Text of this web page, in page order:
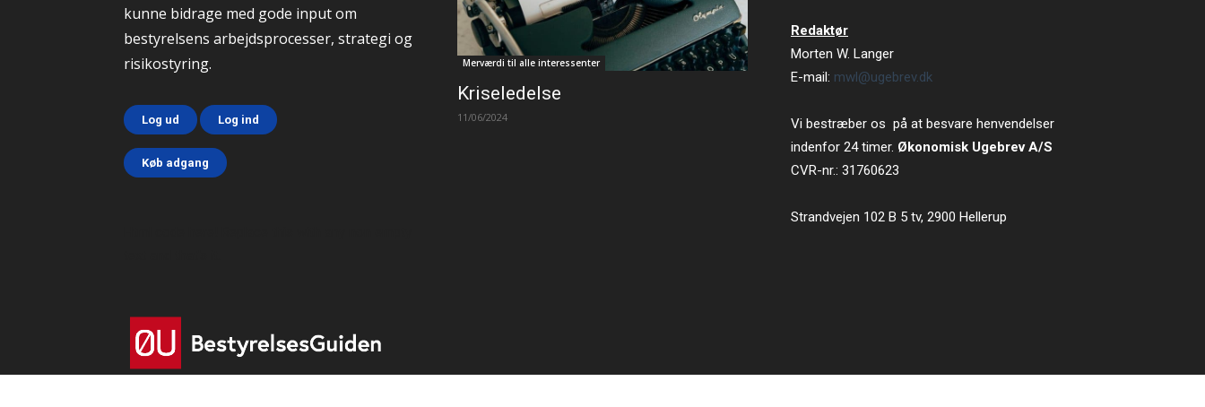
kunne bidrage med gode input om
bestyrelsens arbejdsprocesser, strategi og
risikostyring.
Log ud Log ind
Køb adgang
Merværdi til alle interessenter
Kriseledelse
11/06/2024
Redaktør
Morten W. Langer
E-mail: mwl@ugebrev.dk
Vi bestræber os på at besvare henvendelser
indenfor 24 timer. Økonomisk Ugebrev A/S
CVR-nr.: 31760623
Strandvejen 102 B 5 tv, 2900 Hellerup